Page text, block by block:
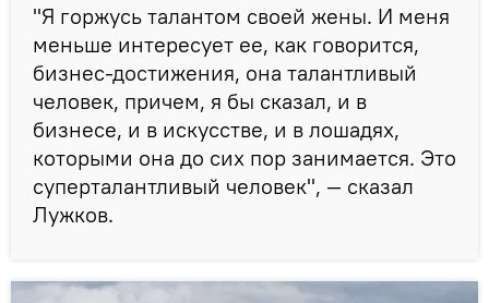
"Я горжусь талантом своей жены. И меня
меньше интересует ее, как говорится,
бизнес-достижения, она талантливый
человек, причем, я бы сказал, и в
бизнесе, и в искусстве, и в лошадях,
которыми она до сих пор занимается. Это
суперталантливый человек", — сказал
Лужков.